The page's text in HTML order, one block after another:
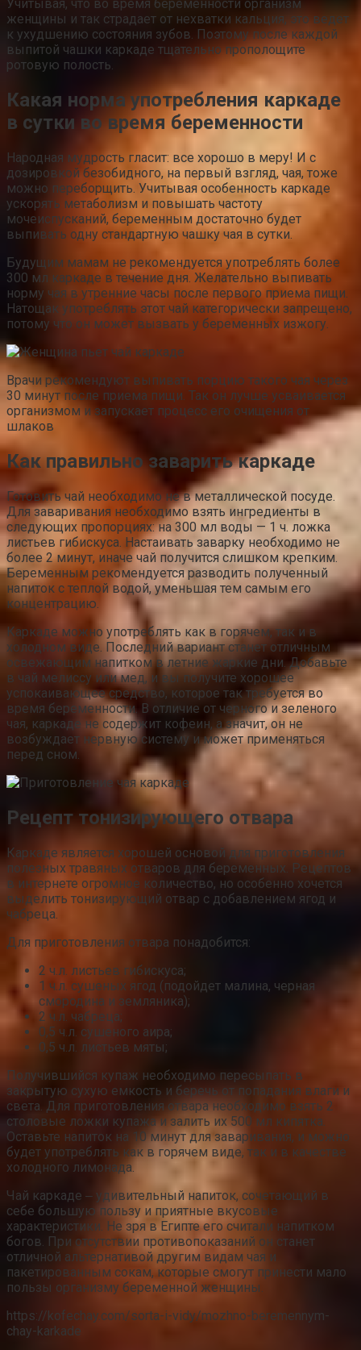
Учитывая, что во время беременности организм
женщины и так страдает от нехватки кальция, это ведет
к ухудшению состояния зубов. Поэтому после каждой
выпитой чашки каркаде тщательно прополощите
ротовую полость.
Какая норма употребления каркаде
в сутки во время беременности
Народная мудрость гласит: все хорошо в меру! И с
дозировкой безобидного, на первый взгляд, чая, тоже
можно переборщить. Учитывая особенность каркаде
ускорять метаболизм и повышать частоту
мочеиспусканий, беременным достаточно будет
выпивать одну стандартную чашку чая в сутки.
Будущим мамам не рекомендуется употреблять более
300 мл каркаде в течение дня. Желательно выпивать
норму чая в утренние часы после первого приема пищи.
Натощак употреблять этот чай категорически запрещено,
потому что он может вызвать у беременных изжогу.
Врачи рекомендуют выпивать порцию такого чая через
30 минут после приема пищи. Так он лучше усваивается
организмом и запускает процесс его очищения от
шлаков
Как правильно заварить каркаде
Готовить чай необходимо не в металлической посуде.
Для заваривания необходимо взять ингредиенты в
следующих пропорциях: на 300 мл воды — 1 ч. ложка
листьев гибискуса. Настаивать заварку необходимо не
более 2 минут, иначе чай получится слишком крепким.
Беременным рекомендуется разводить полученный
напиток с теплой водой, уменьшая тем самым его
концентрацию.
Каркаде можно употреблять как в горячем, так и в
холодном виде. Последний вариант станет отличным
освежающим напитком в летние жаркие дни. Добавьте
в чай мелиссу или мед, и вы получите хорошее
успокаивающее средство, которое так требуется во
время беременности. В отличие от черного и зеленого
чая, каркаде не содержит кофеин, а значит, он не
возбуждает нервную систему и может применяться
перед сном.
Рецепт тонизирующего отвара
Каркаде является хорошей основой для приготовления
полезных травяных отваров для беременных. Рецептов
в интернете огромное количество, но особенно хочется
выделить тонизирующий отвар с добавлением ягод и
чабреца.
Для приготовления отвара понадобится:
2 ч.л. листьев гибискуса;
1 ч.л. сушеных ягод (подойдет малина, черная
смородина и земляника);
2 ч.л. чабреца;
0,5 ч.л. сушеного аира;
0,5 ч.л. листьев мяты;
Получившийся купаж необходимо пересыпать в
закрытую сухую емкость и беречь от попадания влаги и
света. Для приготовления отвара необходимо взять 2
столовые ложки купажа и залить их 500 мл кипятка.
Оставьте напиток на 10 минут для заваривания, и можно
будет употреблять как в горячем виде, так и в качестве
холодного лимонада.
Чай каркаде ‒ удивительный напиток, сочетающий в
себе большую пользу и приятные вкусовые
характеристики. Не зря в Египте его считали напитком
богов. При отсутствии противопоказаний он станет
отличной альтернативой другим видам чая и
пакетированным сокам, которые смогут принести мало
пользы организму беременной женщины.
https://kofechay.com/sorta-i-vidy/mozhno-beremennym-
chay-karkade